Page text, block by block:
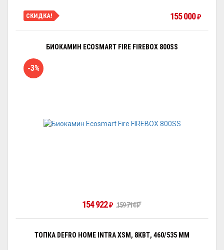
СКИДКА! 155 000₽
БИОКАМИН ECOSMART FIRE FIREBOX 800SS
-3%
154 922₽ 159 714₽
ТОПКА DEFRO HOME INTRA XSM, 8КВТ, 460/535 ММ